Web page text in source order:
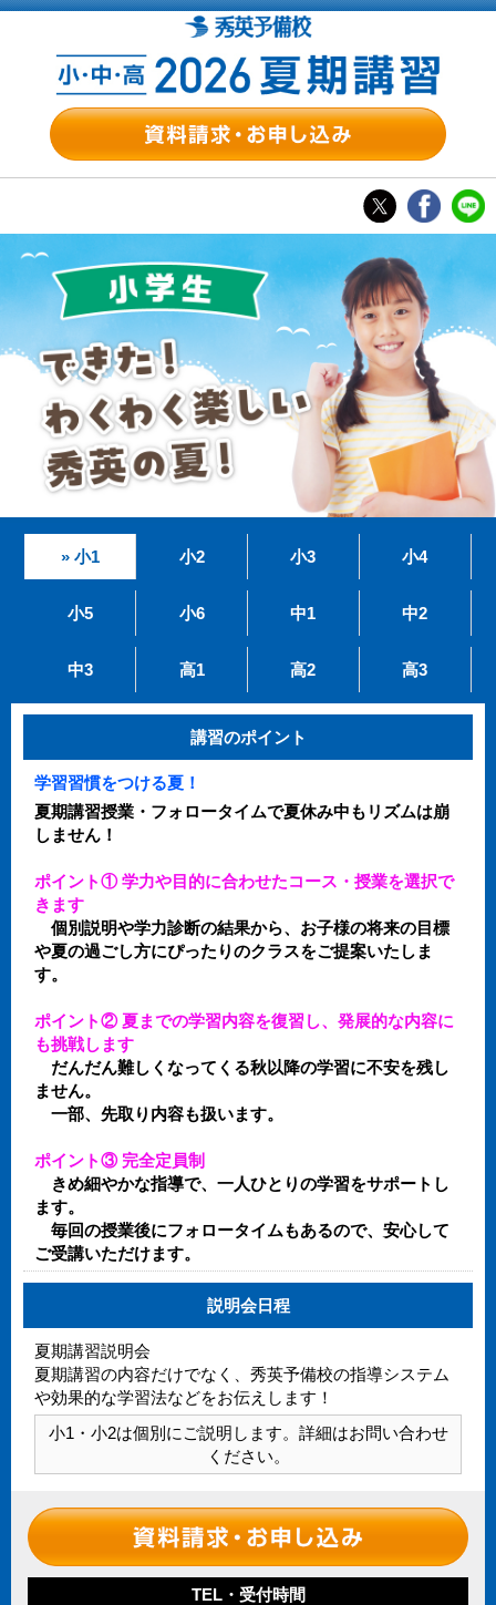
» 小1 小2 小3 小4
小5 小6 中1 中2
中3 高1 高2 高3
講習のポイント
学習習慣をつける夏！
夏期講習授業・フォロータイムで夏休み中もリズムは崩
しません！
ポイント① 学力や目的に合わせたコース・授業を選択で
きます
個別説明や学力診断の結果から、お子様の将来の目標
や夏の過ごし方にぴったりのクラスをご提案いたしま
す。
ポイント② 夏までの学習内容を復習し、発展的な内容に
も挑戦します
だんだん難しくなってくる秋以降の学習に不安を残し
ません。
一部、先取り内容も扱います。
ポイント③ 完全定員制
きめ細やかな指導で、一人ひとりの学習をサポートし
ます。
毎回の授業後にフォロータイムもあるので、安心して
ご受講いただけます。
説明会日程
夏期講習説明会
夏期講習の内容だけでなく、秀英予備校の指導システム
や効果的な学習法などをお伝えします！
小1・小2は個別にご説明します。詳細はお問い合わせ
ください。
TEL・受付時間